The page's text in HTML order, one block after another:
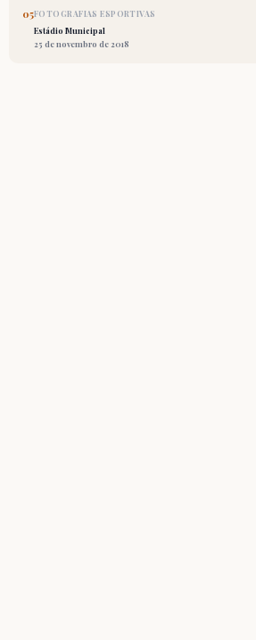
05FOTOGRAFIAS ESPORTIVAS
Estádio Municipal
25 de novembro de 2018